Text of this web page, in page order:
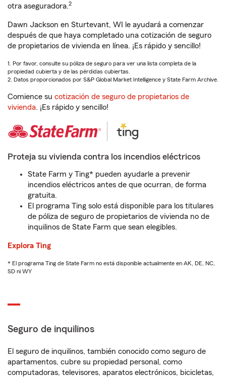
otra aseguradora.2
Dawn Jackson en Sturtevant, WI le ayudará a comenzar
después de que haya completado una cotización de seguro
de propietarios de vivienda en línea. ¡Es rápido y sencillo!
1. Por favor, consulte su póliza de seguro para ver una lista completa de la
propiedad cubierta y de las pérdidas cubiertas.
2. Datos proporcionados por S&P Global Market Intelligence y State Farm Archive.
Comience su cotización de seguro de propietarios de
vivienda. ¡Es rápido y sencillo!
Proteja su vivienda contra los incendios eléctricos
State Farm y Ting* pueden ayudarle a prevenir
incendios eléctricos antes de que ocurran, de forma
gratuita.
El programa Ting solo está disponible para los titulares
de póliza de seguro de propietarios de vivienda no de
inquilinos de State Farm que sean elegibles.
Explora Ting
* El programa Ting de State Farm no está disponible actualmente en AK, DE, NC,
SD ni WY
Seguro de inquilinos
El seguro de inquilinos, también conocido como seguro de
apartamentos, cubre su propiedad personal, como
computadoras, televisores, aparatos electrónicos, bicicletas,